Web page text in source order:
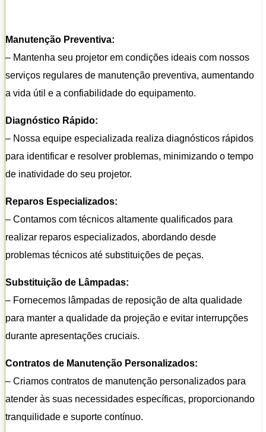
Manutenção Preventiva:
– Mantenha seu projetor em condições ideais com nossos
serviços regulares de manutenção preventiva, aumentando
a vida útil e a confiabilidade do equipamento.
Diagnóstico Rápido:
– Nossa equipe especializada realiza diagnósticos rápidos
para identificar e resolver problemas, minimizando o tempo
de inatividade do seu projetor.
Reparos Especializados:
– Contamos com técnicos altamente qualificados para
realizar reparos especializados, abordando desde
problemas técnicos até substituições de peças.
Substituição de Lâmpadas:
– Fornecemos lâmpadas de reposição de alta qualidade
para manter a qualidade da projeção e evitar interrupções
durante apresentações cruciais.
Contratos de Manutenção Personalizados:
– Criamos contratos de manutenção personalizados para
atender às suas necessidades específicas, proporcionando
tranquilidade e suporte contínuo.